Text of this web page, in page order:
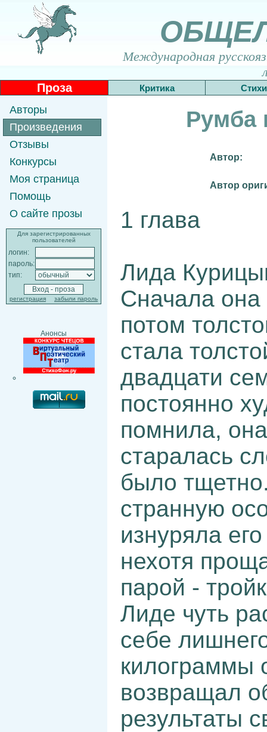
Международная
Проза Критика Стихи
Авторы
Произведения
Отзывы
Конкурсы
Моя страница
Помощь
О сайте прозы
Для зарегистрированных
пользователей
логин:
пароль:
тип:
регистрация забыли пароль
Анонсы
Румба
Автор:
Автор
1 глава
Лида
Сначала она
потом
стала
двадцати
постоянно
помнила,
старалась
было
странную
изнуряла
нехотя
парой -
Лиде чуть
себе
килограммы
возвращал
результаты